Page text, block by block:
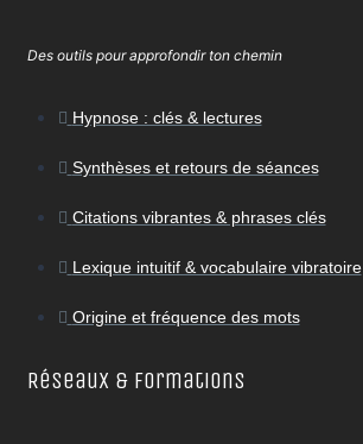
Des outils pour approfondir ton chemin
Hypnose : clés & lectures
Synthèses et retours de séances
Citations vibrantes & phrases clés
Lexique intuitif & vocabulaire vibratoire
Origine et fréquence des mots
Réseaux & Formations